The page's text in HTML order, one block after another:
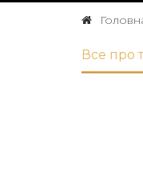
Все про